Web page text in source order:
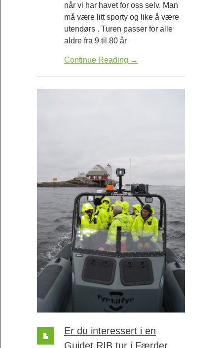
når vi har havet for oss selv. Man
må være litt sporty og like å være
utendørs . Turen passer for alle
aldre fra 9 til 80 år
Continue Reading →
Er du interessert i en
Guidet RIB tur i Færder